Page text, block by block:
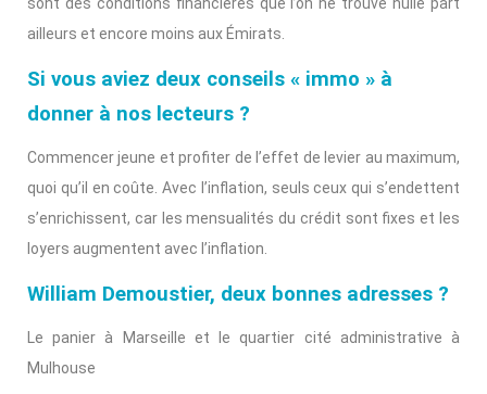
sont des conditions financières que l’on ne trouve nulle part
ailleurs et encore moins aux Émirats.
Si vous aviez deux conseils « immo » à
donner à nos lecteurs ?
Commencer jeune et profiter de l’effet de levier au maximum,
quoi qu’il en coûte. Avec l’inflation, seuls ceux qui s’endettent
s’enrichissent, car les mensualités du crédit sont fixes et les
loyers augmentent avec l’inflation.
William Demoustier, deux bonnes adresses ?
Le panier à Marseille et le quartier cité administrative à
Mulhouse